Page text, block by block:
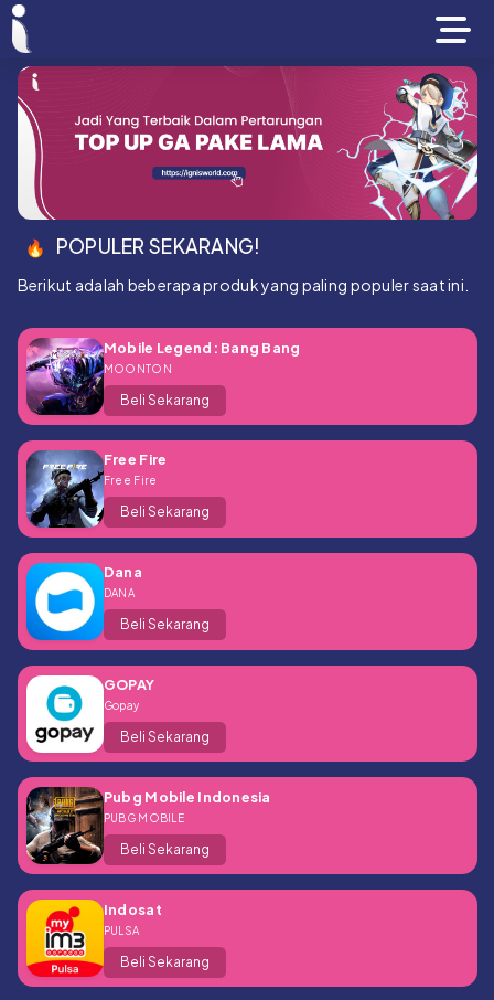
POPULER SEKARANG!
Berikut adalah beberapa produk yang paling populer saat ini.
Mobile Legend: Bang Bang
MOONTON
Beli Sekarang
Free Fire
Free Fire
Beli Sekarang
Dana
DANA
Beli Sekarang
GOPAY
Gopay
Beli Sekarang
Pubg Mobile Indonesia
PUBG MOBILE
Beli Sekarang
Indosat
PULSA
Beli Sekarang